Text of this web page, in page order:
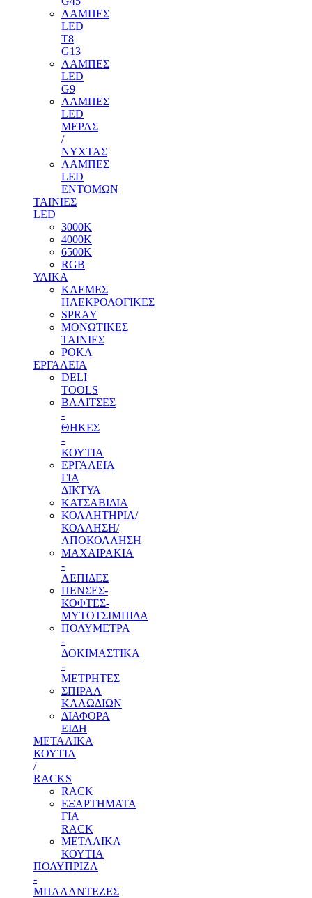
ΛΑΜΠΕΣ
LED
T8
G13
ΛΑΜΠΕΣ
LED
G9
ΛΑΜΠΕΣ
LED
ΜΕΡΑΣ
/
ΝΥΧΤΑΣ
ΛΑΜΠΕΣ
LED
ΕΝΤΟΜΩΝ
ΤΑΙΝΙΕΣ
LED
3000Κ
4000Κ
6500Κ
RGB
ΥΛΙΚΑ
ΚΛΕΜΕΣ
ΗΛΕΚΡΟΛΟΓΙΚΕΣ
SPRAY
ΜΟΝΩΤΙΚΕΣ
ΤΑΙΝΙΕΣ
ΡΟΚΑ
ΕΡΓΑΛΕΙΑ
DELI
TOOLS
ΒΑΛΙΤΣΕΣ
-
ΘΗΚΕΣ
-
ΚΟΥΤΙΑ
ΕΡΓΑΛΕΙΑ
ΓΙΑ
ΔΙΚΤΥΑ
ΚΑΤΣΑΒΙΔΙΑ
ΚΟΛΛΗΤΗΡΙΑ/
ΚΟΛΛΗΣΗ/
ΑΠΟΚΟΛΛΗΣΗ
ΜΑΧΑΙΡΑΚΙΑ
-
ΛΕΠΙΔΕΣ
ΠΕΝΣΕΣ-
ΚΟΦΤΕΣ-
ΜΥΤΟΤΣΙΜΠΙΔΑ
ΠΟΛΥΜΕΤΡΑ
-
ΔΟΚΙΜΑΣΤΙΚΑ
-
ΜΕΤΡΗΤΕΣ
ΣΠΙΡΑΛ
ΚΑΛΩΔΙΩΝ
ΔΙΑΦΟΡΑ
ΕΙΔΗ
ΜΕΤΑΛΙΚΑ
ΚΟΥΤΙΑ
/
RACKS
RACK
ΕΞΑΡΤΗΜΑΤΑ
ΓΙΑ
RACK
ΜΕΤΑΛΙΚΑ
ΚΟΥΤΙΑ
ΠΟΛΥΠΡΙΖΑ
-
ΜΠΑΛΑΝΤΕΖΕΣ